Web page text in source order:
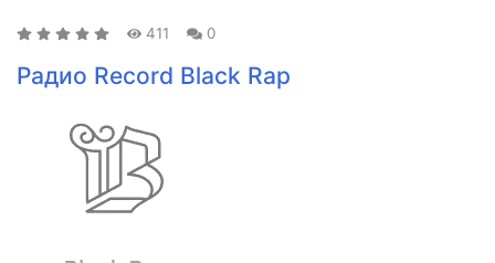
411 0
Радио Record Black Rap